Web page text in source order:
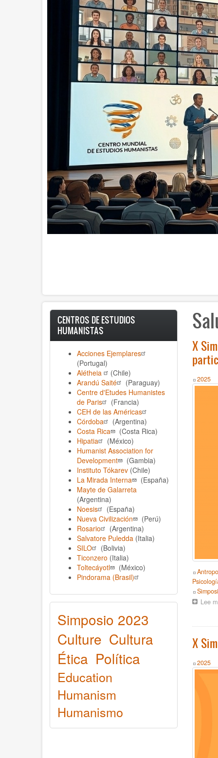
CENTROS DE ESTUDIOS
HUMANISTAS
Acciones Ejemplares
(Portugal)
Alétheia
(Chile)
Arandú Saité
(Paraguay)
Centre d'Etudes Humanistes
de Paris
(Francia)
CEH de las Américas
Córdoba
(Argentina)
Costa Rica
(Costa Rica)
Hipatia
(México)
Humanist Association for
Development
(Gambia)
Instituto Tókarev (Chile)
La Mirada Interna
(España)
Mayte de Galarreta
(Argentina)
Noesis
(España)
Nueva Civilización
(Perú)
Rosario
(Argentina)
Salvatore Puledda (Italia)
SILO
(Bolivia)
Ticonzero (Italia)
Toltecáyotl
(México)
Pindorama (Brasil)
Simposio 2023
Culture Cultura
Ética Política
Education
Humanism
Humanismo
X
Year
2025
Topics
Event
Lee
X
Year
2025